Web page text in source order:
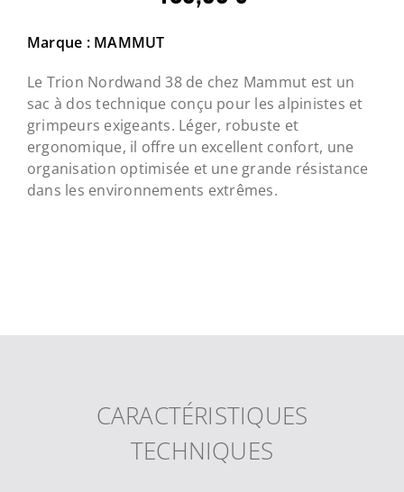
Marque : MAMMUT
Le Trion Nordwand 38 de chez Mammut est un
sac à dos technique conçu pour les alpinistes et
grimpeurs exigeants. Léger, robuste et
ergonomique, il offre un excellent confort, une
organisation optimisée et une grande résistance
dans les environnements extrêmes.
CARACTÉRISTIQUES
TECHNIQUES